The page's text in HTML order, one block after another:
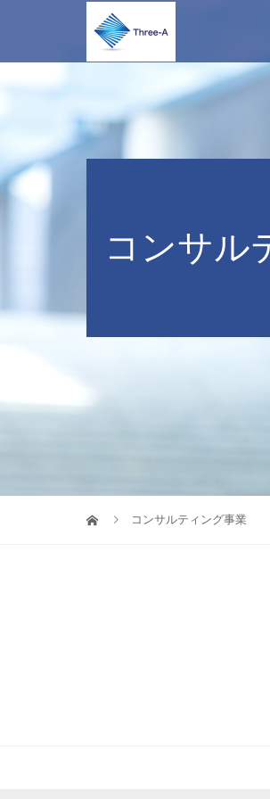
コンサル
コンサルティング事業